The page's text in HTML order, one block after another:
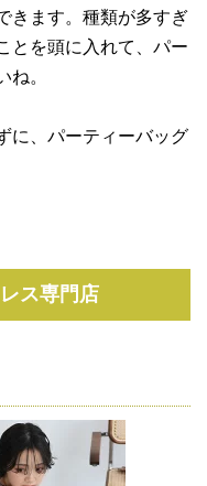
きます。種類が多すぎ
とを頭に入れて、パー
ね。
に、パーティーバッグ
ス専門店